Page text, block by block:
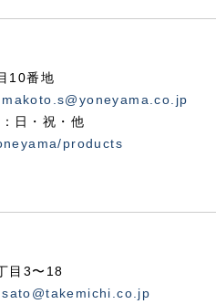
10番地
makoto.s@yoneyama.co.jp
日・祝・他
products
目3〜18
sato@takemichi.co.jp